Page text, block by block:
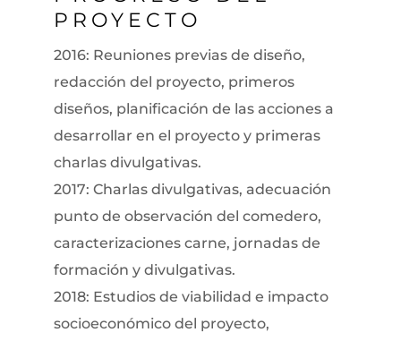
PROYECTO
2016: Reuniones previas de diseño,
redacción del proyecto, primeros
diseños, planificación de las acciones a
desarrollar en el proyecto y primeras
charlas divulgativas.
2017: Charlas divulgativas, adecuación
punto de observación del comedero,
caracterizaciones carne, jornadas de
formación y divulgativas.
2018: Estudios de viabilidad e impacto
socioeconómico del proyecto,